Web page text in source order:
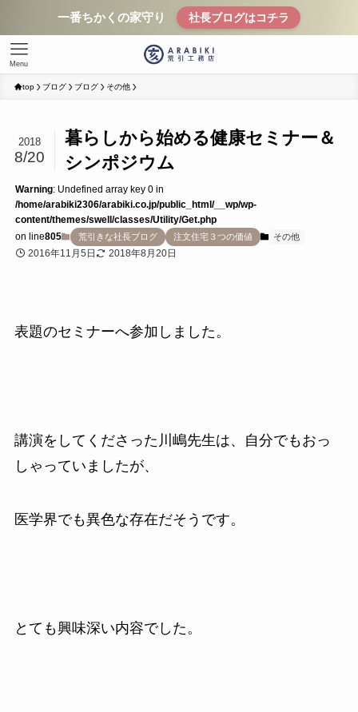
一番ちかくの家守り 社長ブログはコチラ
Menu
top ブログ ブログ その他
暮らしから始める健康セミナー＆
シンポジウム
2018
8/20
Warning: Undefined array key 0 in
/home/arabiki2306/arabiki.co.jp/public_html/__wp/wp-
content/themes/swell/classes/Utility/Get.php
on line805 荒引きな社長ブログ 注文住宅３つの価値 その他
2016年11月5日 2018年8月20日
表題のセミナーへ参加しました。
講演をしてくださった川嶋先生は、自分でもおっ
しゃっていましたが、
医学界でも異色な存在だそうです。
とても興味深い内容でした。